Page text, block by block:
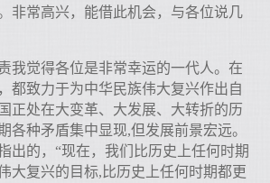
非常高兴，能借此机会，与各位说几
我觉得各位是非常幸运的一代人。在
都致力于为中华民族伟大复兴作出自
正处在大变革、大发展、大转折的历
各种矛盾集中显现,但发展前景宏远。
出的，“现在，我们比历史上任何时期
大复兴的目标,比历史上任何时期都更